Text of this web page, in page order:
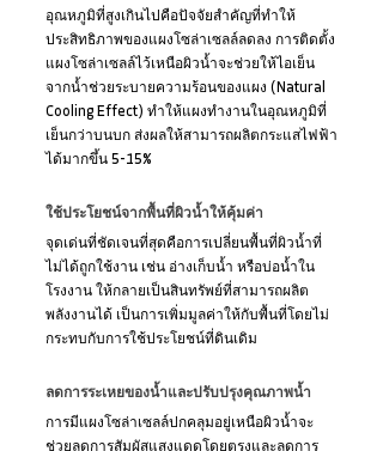
อุณหภูมิที่สูงเกินไปคือปัจจัยสำคัญที่ทำให้
ประสิทธิภาพของแผงโซล่าเซลล์ลดลง การติดตั้ง
แผงโซล่าเซลล์ไว้เหนือผิวน้ำจะช่วยให้ไอเย็น
จากน้ำช่วยระบายความร้อนของแผง (Natural
Cooling Effect) ทำให้แผงทำงานในอุณหภูมิที่
เย็นกว่าบนบก ส่งผลให้สามารถผลิตกระแสไฟฟ้า
ได้มากขึ้น 5-15%
ใช้ประโยชน์จากพื้นที่ผิวน้ำให้คุ้มค่า
จุดเด่นที่ชัดเจนที่สุดคือการเปลี่ยนพื้นที่ผิวน้ำที่
ไม่ได้ถูกใช้งาน เช่น อ่างเก็บน้ำ หรือบ่อน้ำใน
โรงงาน ให้กลายเป็นสินทรัพย์ที่สามารถผลิต
พลังงานได้ เป็นการเพิ่มมูลค่าให้กับพื้นที่โดยไม่
กระทบกับการใช้ประโยชน์ที่ดินเดิม
ลดการระเหยของน้ำและปรับปรุงคุณภาพน้ำ
การมีแผงโซล่าเซลล์ปกคลุมอยู่เหนือผิวน้ำจะ
ช่วยลดการสัมผัสแสงแดดโดยตรงและลดการ